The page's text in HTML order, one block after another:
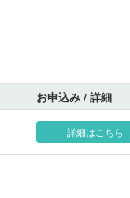
お申込み / 詳細
詳細はこちら